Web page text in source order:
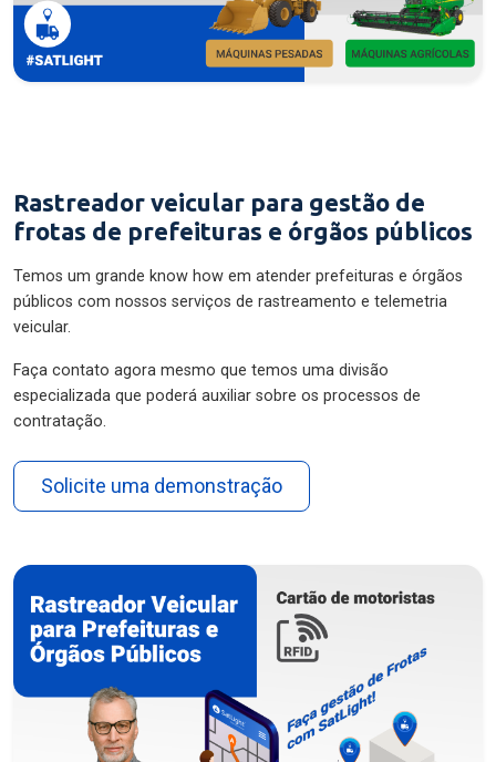
Rastreador veicular para gestão de
frotas de prefeituras e órgãos públicos
Temos um grande know how em atender prefeituras e órgãos
públicos com nossos serviços de rastreamento e telemetria
veicular.
Faça contato agora mesmo que temos uma divisão
especializada que poderá auxiliar sobre os processos de
contratação.
Solicite uma demonstração